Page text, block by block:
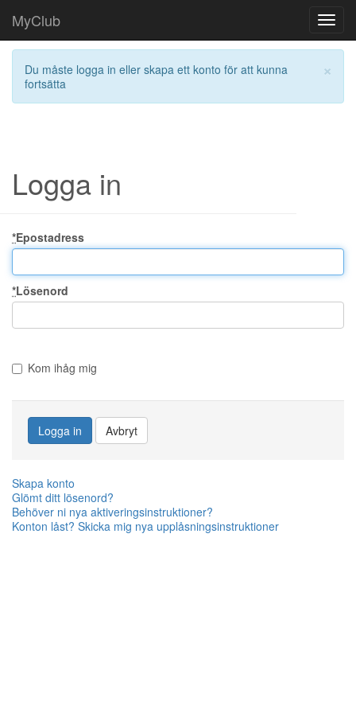
MyClub
×
Du måste logga in eller skapa ett konto för att kunna
fortsätta
Logga in
*Epostadress
*Lösenord
Kom ihåg mig
Logga in Avbryt
Skapa konto
Glömt ditt lösenord?
Behöver ni nya aktiveringsinstruktioner?
Konton låst? Skicka mig nya upplåsningsinstruktioner